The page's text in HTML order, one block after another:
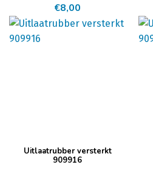
€8,00
Uitlaatrubber versterkt
909916